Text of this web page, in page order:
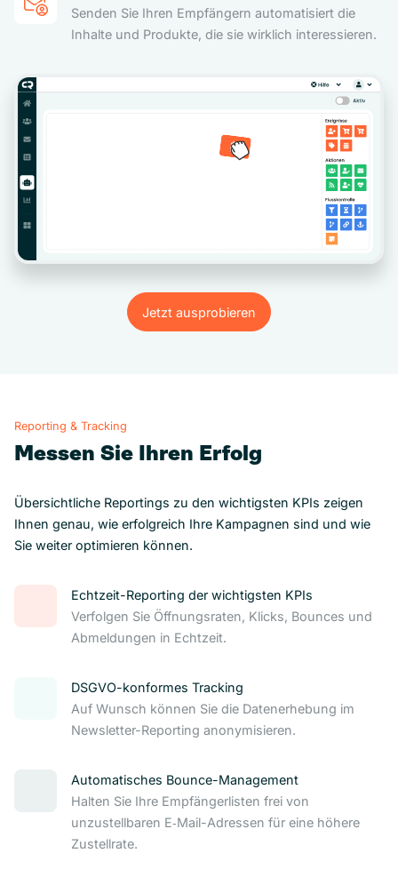
Senden Sie Ihren Empfängern automatisiert die
Inhalte und Produkte, die sie wirklich interessieren.
Jetzt ausprobieren
Jetzt ausprobieren
Reporting & Tracking
Messen Sie Ihren Erfolg
Übersichtliche Reportings zu den wichtigsten KPIs zeigen
Ihnen genau, wie erfolgreich Ihre Kampagnen sind und wie
Sie weiter optimieren können.
Echtzeit-Reporting der wichtigsten KPIs
Verfolgen Sie Öffnungsraten, Klicks, Bounces und
Abmeldungen in Echtzeit.
DSGVO-konformes Tracking
Auf Wunsch können Sie die Datenerhebung im
Newsletter-Reporting anonymisieren.
Automatisches Bounce-Management
Halten Sie Ihre Empfängerlisten frei von
unzustellbaren E‑Mail-Adressen für eine höhere
Zustellrate.